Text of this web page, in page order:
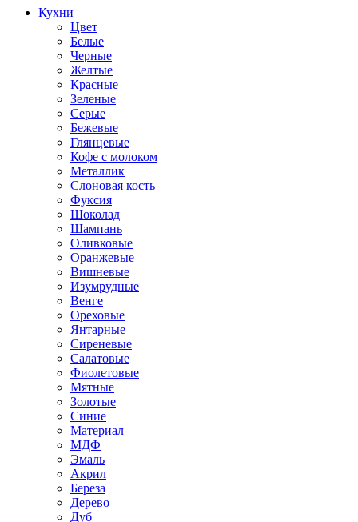
Кухни
Цвет
Белые
Черные
Желтые
Красные
Зеленые
Серые
Бежевые
Глянцевые
Кофе с молоком
Металлик
Слоновая кость
Фуксия
Шоколад
Шампань
Оливковые
Оранжевые
Вишневые
Изумрудные
Венге
Ореховые
Янтарные
Сиреневые
Салатовые
Фиолетовые
Мятные
Золотые
Синие
Материал
МДФ
Эмаль
Акрил
Береза
Дерево
Дуб